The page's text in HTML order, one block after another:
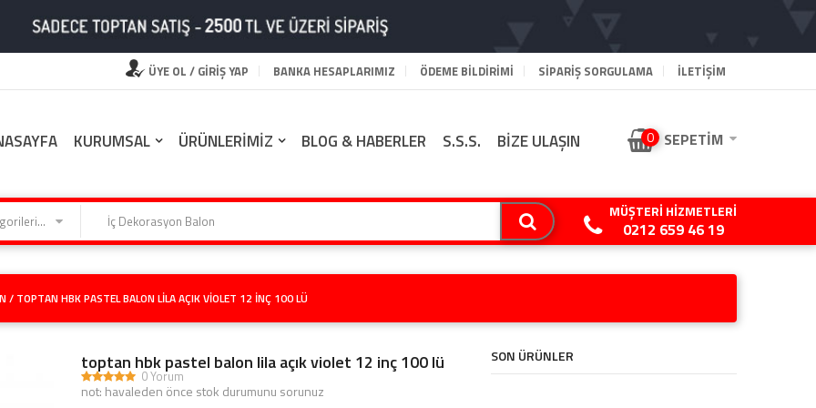
ÜYE OL / GİRİŞ YAP BANKA HESAPLARIMIZ ÖDEME BILDIRIMI SIPARIŞ SORGULAMA İLETİŞİM
KURUMSAL ÜRÜNLERİMİZ BLOG & HABERLER S.S.S. BİZE ULAŞIN 0 SEPETIM
Kategorilerimiz
MÜŞTERI HIZMETLERI
0212 659 46 19
/ TOPTAN HBK PASTEL BALON LILA AÇIK VIOLET 12 INÇ 100 LÜ
toptan hbk pastel balon lila açık violet 12 inç 100 lü
0 Yorum
not: havaleden önce stok durumunu sorunuz
SON ÜRÜNLER